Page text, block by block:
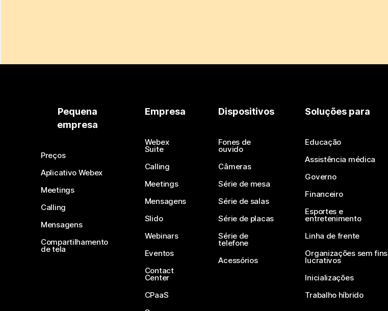
Pequena
empresa
Preços
Aplicativo Webex
Meetings
Calling
Mensagens
Compartilhamento
de tela
Empresa
Webex
Suite
Calling
Meetings
Mensagens
Slido
Webinars
Eventos
Contact
Center
CPaaS
Dispositivos
Fones de
ouvido
Câmeras
Série de mesa
Série de salas
Série de placas
Série de
telefone
Acessórios
Soluções para
Educação
Assistência médica
Governo
Financeiro
Esportes e
entretenimento
Linha de frente
Organizações sem fins
lucrativos
Inicializações
Trabalho híbrido